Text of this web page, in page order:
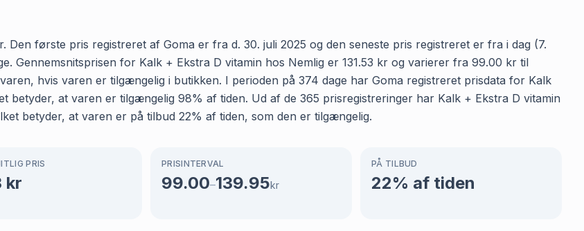
Den første pris registreret af Goma er fra d. 30. juli 2025 og den seneste pris registreret er fra i dag (7.
Gennemsnitsprisen for Kalk + Ekstra D vitamin hos Nemlig er 131.53 kr og varierer fra 99.00 kr til
hvis varen er tilgængelig i butikken. I perioden på 374 dage har Goma registreret prisdata for Kalk
betyder, at varen er tilgængelig 98% af tiden. Ud af de 365 prisregistreringer har Kalk + Ekstra D vitamin
betyder, at varen er på tilbud 22% af tiden, som den er tilgængelig.
PRIS
kr
PRISINTERVAL
99.00–139.95kr
PÅ TILBUD
22% af tiden